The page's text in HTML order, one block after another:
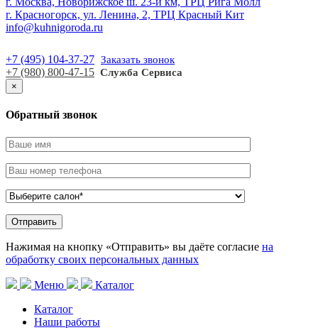
г. Красногорск, ул. Ленина, 2, ТРЦ Красный Кит
info@kuhnigoroda.ru
+7 (495) 104-37-27 Заказать звонок
+7 (980) 800-47-15 Служба Сервиса
×
Обратный звонок
Нажимая на кнопку «Отправить» вы даёте согласие на
обработку своих персональных данных
Меню
Каталог
Каталог
Наши работы